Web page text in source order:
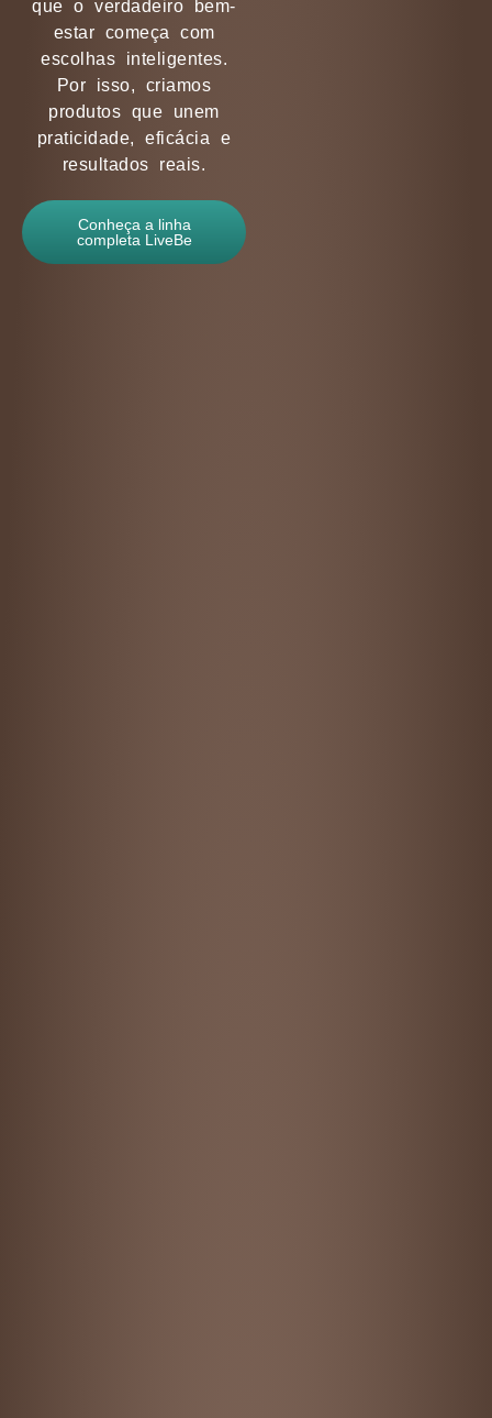
que o verdadeiro bem-
estar começa com
escolhas inteligentes.
Por isso, criamos
produtos que unem
praticidade, eficácia e
resultados reais.
Conheça a linha
completa LiveBe